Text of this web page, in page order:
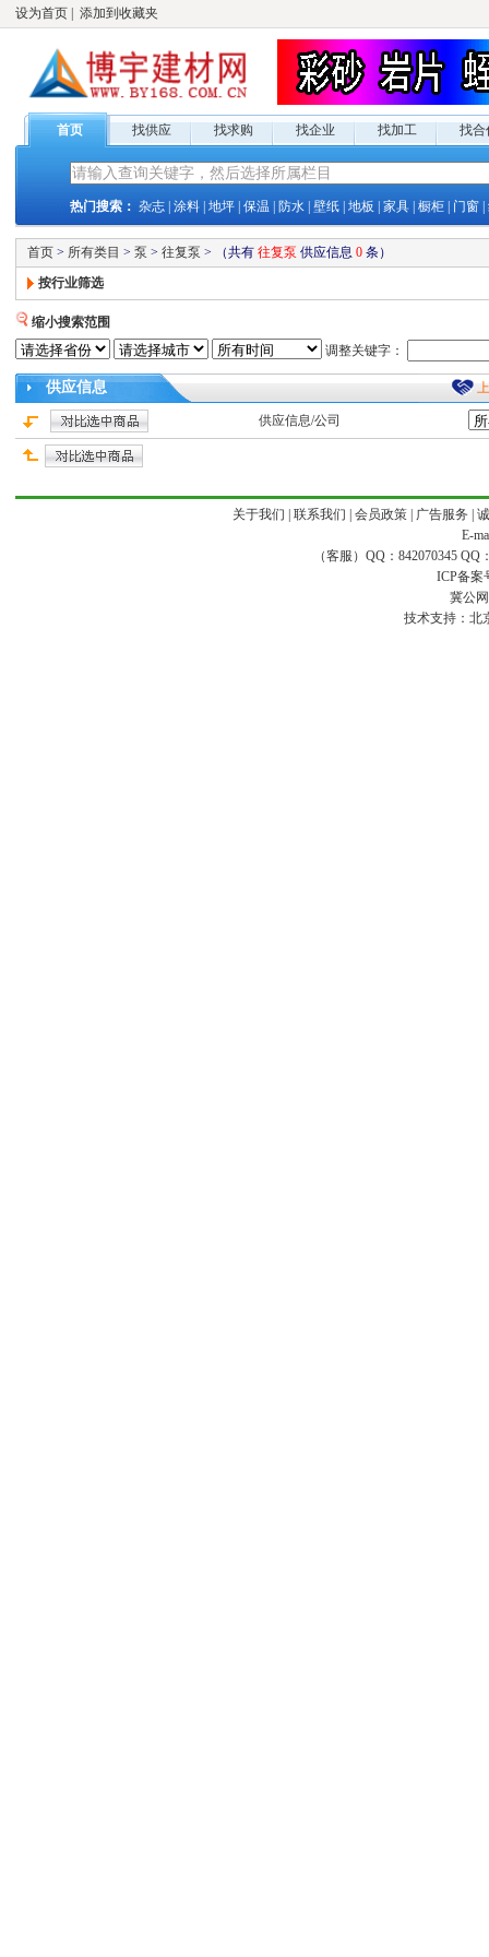
设为首页 添加到收藏夹
首页 找供应 找求购 找企业 找加工 找合
热门搜索： 杂志 涂料 地坪 保温 防水 壁纸 地板 家具 橱柜 门窗
首页 > 所有类目 > 泵 > 往复泵 > （共有 往复泵 供应信息 0 条）
按行业筛选
缩小搜索范围
调整关键字：
供应信息
供应信息/公司
关于我们 联系我们 会员政策| 广告服务
E-
（客服）QQ：842070345 QQ
ICP备案
冀公
技术支持： 北